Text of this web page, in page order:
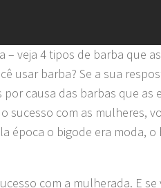
veja 4 tipos de barba que
usar barba? Se a sua
causa das barbas que as
sucesso com as mulheres,
época o bigode era moda, o
com a mulherada. E